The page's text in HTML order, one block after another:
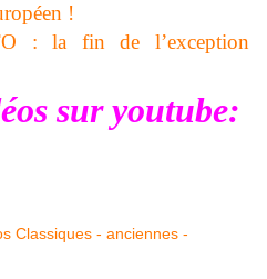
!
: la fin de l’exception
sur youtube:
Classiques - anciennes -